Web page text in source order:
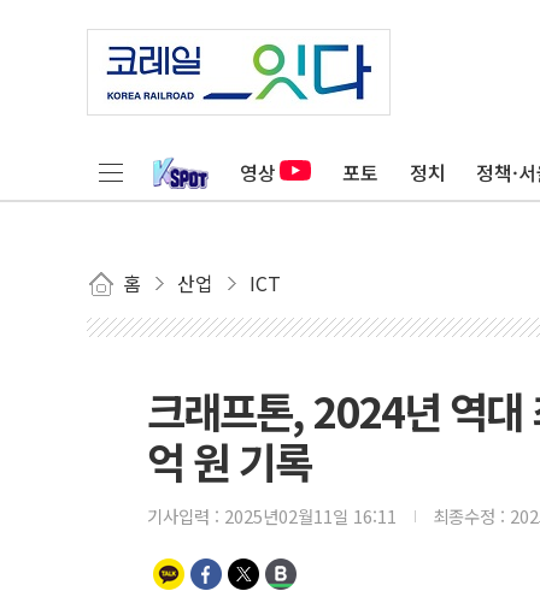
영상 포토 정치 정책·
홈 산업 ICT
크래프톤, 2024년 역
억 원 기록
기사입력 : 2025년02월11일 16:11 최종수정 :